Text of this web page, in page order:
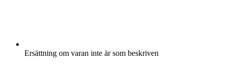
Ersättning om varan inte är som beskriven